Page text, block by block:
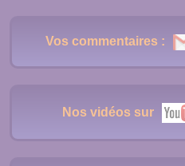
Vos commentaires :
Nos vidéos sur